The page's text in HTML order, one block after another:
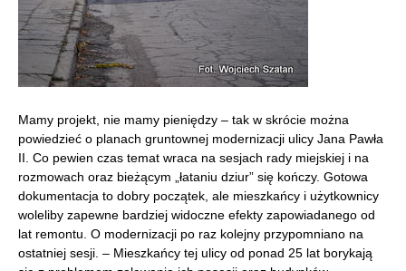
Mamy projekt, nie mamy pieniędzy – tak w skrócie można
powiedzieć o planach gruntownej modernizacji ulicy Jana Pawła
II. Co pewien czas temat wraca na sesjach rady miejskiej i na
rozmowach oraz bieżącym „łataniu dziur” się kończy. Gotowa
dokumentacja to dobry początek, ale mieszkańcy i użytkownicy
woleliby zapewne bardziej widoczne efekty zapowiadanego od
lat remontu. O modernizacji po raz kolejny przypomniano na
ostatniej sesji. – Mieszkańcy tej ulicy od ponad 25 lat borykają